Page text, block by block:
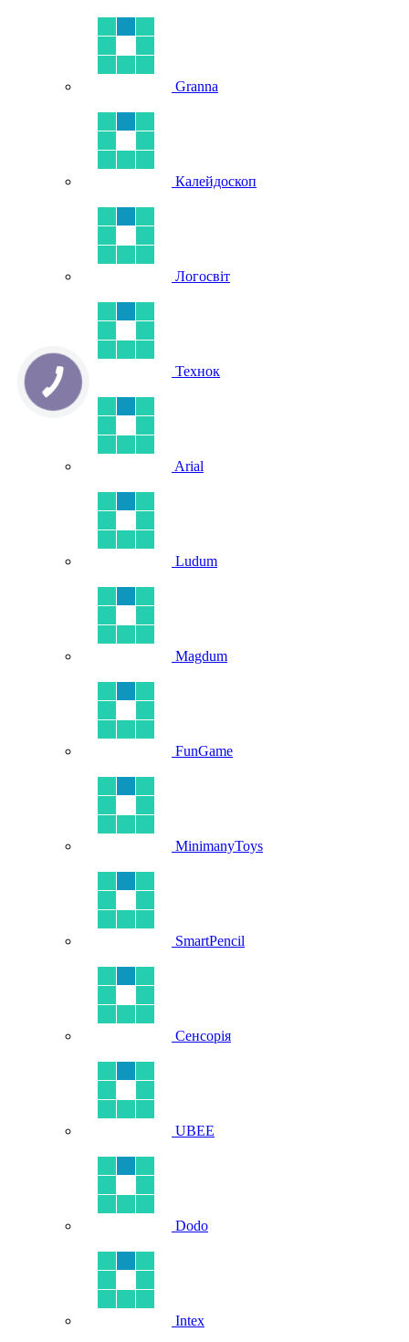
Granna
Калейдоскоп
Логосвіт
Технок
Arial
Ludum
Magdum
FunGame
MinimanyToys
SmartPencil
Сенсорія
UBEE
Dodo
Intex